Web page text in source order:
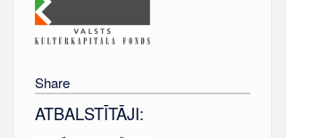
Share
ATBALSTĪTĀJI: